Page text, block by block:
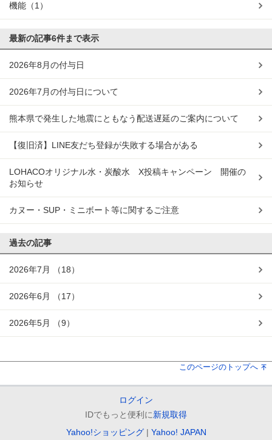
機能 （1）
最新の記事6件まで表示
2026年8月の付与日
2026年7月の付与日について
熊本県で発生した地震にともなう配送遅延のご案内について
【復旧済】LINE友だち登録が失敗する場合がある
LOHACOオリジナル水・炭酸水 X投稿キャンペーン 開催の
お知らせ
カヌー・SUP・ミニボート等に関するご注意
過去の記事
2026年7月 （18）
2026年6月 （17）
2026年5月 （9）
このページのトップへ
ログイン
IDでもっと便利に新規取得
Yahoo!ショッピング
Yahoo! JAPAN